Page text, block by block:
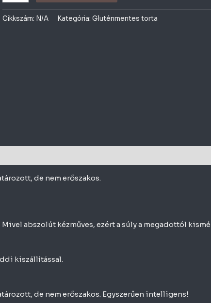
Cikkszám: N/A Kategória: Gluténmentes torta
de nem erőszakos.
abszolút kézműves, ezért a súly a megadottól
kiszállítással.
de nem erőszakos. Egyszerűen intelligens!